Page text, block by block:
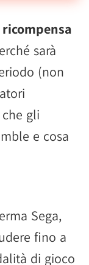
sarà
(non
gli
e cosa
Sega,
fino a
di gioco